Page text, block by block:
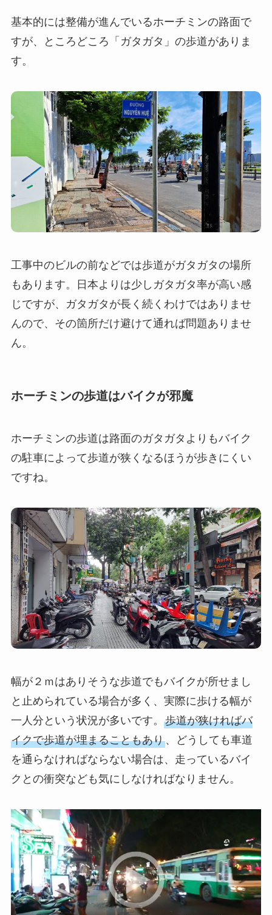
基本的には整備が進んでいるホーチミンの路面で
すが、ところどころ「ガタガタ」の歩道がありま
す。
工事中のビルの前などでは歩道がガタガタの場所
もあります。日本よりは少しガタガタ率が高い感
じですが、ガタガタが長く続くわけではありませ
んので、その箇所だけ避けて通れば問題ありませ
ん。
ホーチミンの歩道はバイクが邪魔
ホーチミンの歩道は路面のガタガタよりもバイク
の駐車によって歩道が狭くなるほうが歩きにくい
ですね。
幅が２ｍはありそうな歩道でもバイクが所せまし
と止められている場合が多く、実際に歩ける幅が
一人分という状況が多いです。 歩道が狭ければバ
イクで歩道が埋まることもあり、どうしても車道
を通らなければならない場合は、走っているバイ
クとの衝突なども気にしなければなりません。